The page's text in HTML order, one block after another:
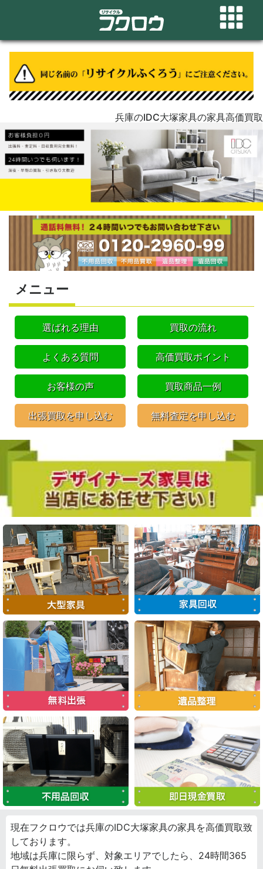
兵庫のIDC大塚家具の家具高価買取
メニュー
選ばれる理由 買取の流れ
よくある質問 高価買取ポイント
お客様の声 買取商品一例
出張買取を申し込む 無料査定を申し込む
現在フクロウでは兵庫のIDC大塚家具の家具を高価買取致
しております。
地域は兵庫に限らず、対象エリアでしたら、24時間365